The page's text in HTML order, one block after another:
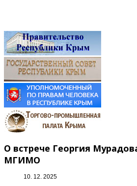
О встрече Георгия
МГИМО
10. 12. 2025